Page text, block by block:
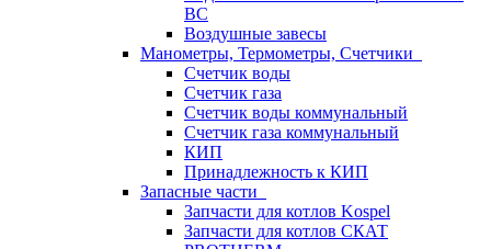
ВС
Воздушные завесы
Манометры, Термометры, Счетчики
Счетчик воды
Счетчик газа
Счетчик воды коммунальный
Счетчик газа коммунальный
КИП
Принадлежность к КИП
Запасные части
Запчасти для котлов Kospel
Запчасти для котлов СКАТ